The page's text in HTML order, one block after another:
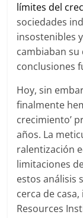
límites del
sociedades
insostenibles
cambiaban su
conclusiones
Hoy, sin
finalmente
crecimiento’
años. La
ralentización
limitaciones
estos análisis
cerca de
Resources